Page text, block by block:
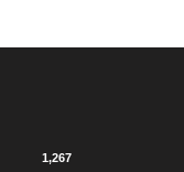
1,267